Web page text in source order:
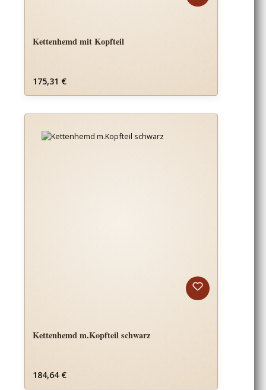
Kettenhemd mit Kopfteil
Regulärer Preis:
175,31 €
Kettenhemd m.Kopfteil schwarz
Regulärer Preis:
184,64 €